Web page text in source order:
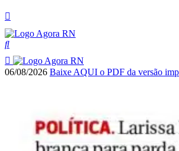
06/08/2026 Baixe AQUI o PDF da versão